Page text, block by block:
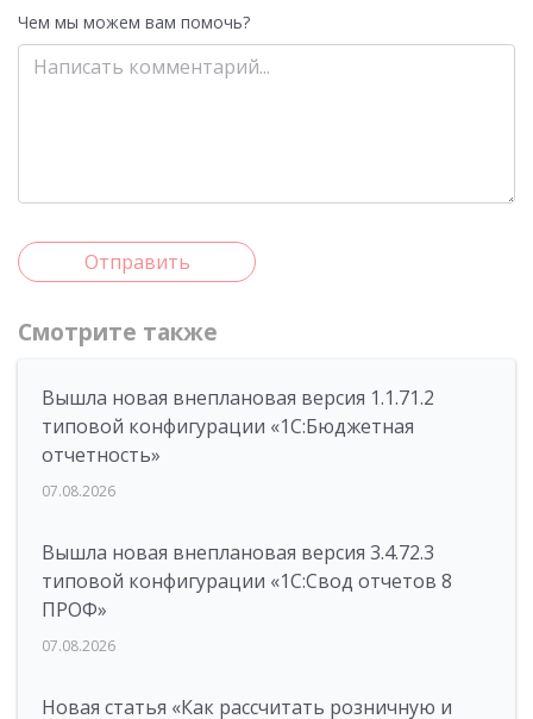
Чем мы можем вам помочь?
Отправить
Смотрите также
Вышла новая внеплановая версия 1.1.71.2
типовой конфигурации «1C:Бюджетная
отчетность»
07.08.2026
Вышла новая внеплановая версия 3.4.72.3
типовой конфигурации «1C:Свод отчетов 8
ПРОФ»
07.08.2026
Новая статья «Как рассчитать розничную и